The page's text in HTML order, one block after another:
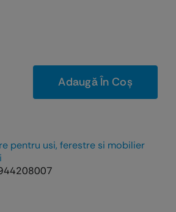
Adaugă În Coș
pentru usi, ferestre si mobilier